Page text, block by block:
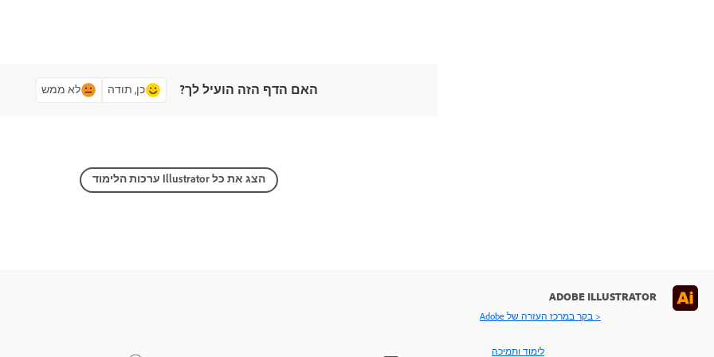
האם הדף הזה הועיל לך? כן, תודה לא ממש
הצג את כל Illustrator ערכות הלימוד
ADOBE ILLUSTRATOR
< בקר במרכז העזרה של Adobe
לימוד ותמיכה